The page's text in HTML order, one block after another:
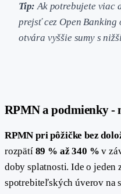
Tip: Ak potrebujete viac
prejsť cez Open Banking
otvára vyššie sumy s
RPMN a podmienky -
RPMN pri pôžičke bez
rozpätí 89 % až 340 % v
doby splatnosti. Ide o jeden
spotrebiteľských úverov na